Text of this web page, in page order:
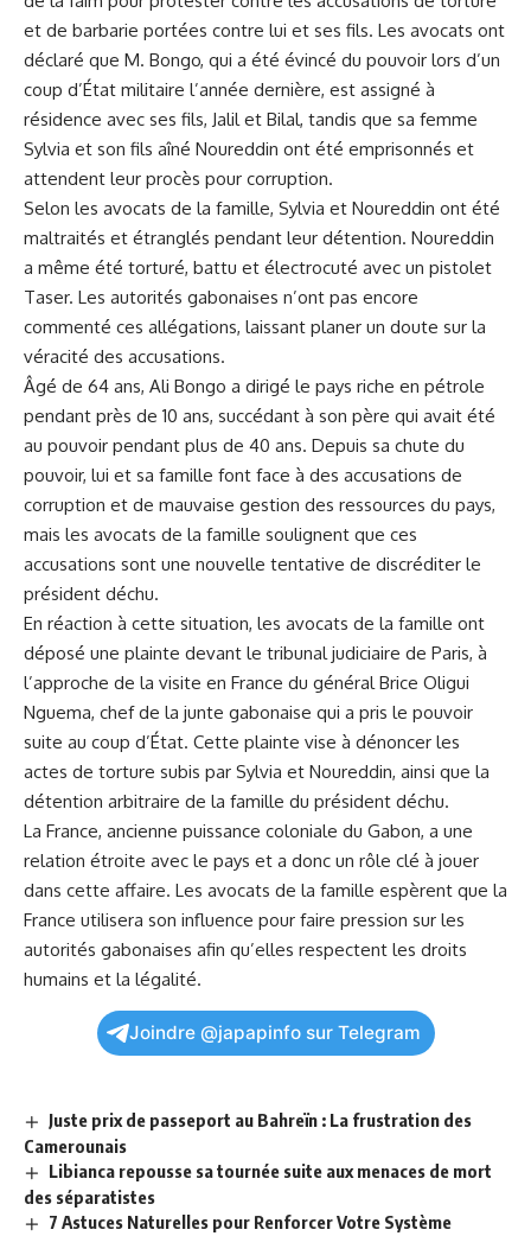
et de barbarie portées contre lui et ses fils. Les avocats ont
déclaré que M. Bongo, qui​ a été évincé ‍du pouvoir lors⁢ d’un
coup d’État militaire ​l’année dernière, est⁢ assigné à
résidence avec ses fils, ⁢Jalil et Bilal,⁢ tandis que sa femme
Sylvia et son fils aîné Noureddin‌ ont été emprisonnés et
attendent leur procès pour corruption.
Selon les avocats de la‌ famille, Sylvia et Noureddin ont été⁣
maltraités et ⁣étranglés pendant leur détention. Noureddin
a même été torturé, battu et électrocuté avec‌ un pistolet
Taser. Les autorités gabonaises n’ont pas encore​
commenté‌ ces allégations, laissant planer un doute sur la‌
véracité des accusations.
Âgé de 64 ans, Ali Bongo ​a dirigé ‍le pays ⁢riche en pétrole
pendant près de 10 ans, succédant à son⁣ père qui avait été
au pouvoir pendant plus de 40 ans. Depuis sa chute du
pouvoir, lui et sa famille font face ⁣à des accusations de
corruption et ⁤de mauvaise gestion des ressources du‍ pays,
mais les avocats de la famille ⁤soulignent ​que ces
accusations⁢ sont​ une ⁤nouvelle tentative de discréditer le
président déchu.
En réaction⁤ à‌ cette situation, les avocats de la famille ont
déposé une ​plainte devant le tribunal ⁣judiciaire ​de Paris,⁣ à
l’approche de la visite​ en France du général Brice Oligui
Nguema, ⁢chef de la junte gabonaise qui⁢ a pris le pouvoir‌
suite au coup d’État. ​Cette​ plainte vise à dénoncer les
actes de torture subis par ‌Sylvia ⁢et Noureddin, ainsi que ​la
détention arbitraire de⁤ la famille du président déchu.
La France, ancienne puissance coloniale du Gabon, a ⁢une
relation étroite‍ avec le pays et a donc un rôle clé à‌ jouer
dans ‍cette⁣ affaire. Les avocats ‌de la famille espèrent que‌ la
France utilisera​ son influence pour faire pression sur les
autorités gabonaises afin qu’elles respectent les droits
humains et​ la légalité.
Joindre @japapinfo sur Telegram
Juste prix de passeport au Bahreïn : La frustration des
Camerounais
Libianca repousse sa tournée suite aux menaces de mort
des séparatistes
7 Astuces Naturelles pour Renforcer Votre Système